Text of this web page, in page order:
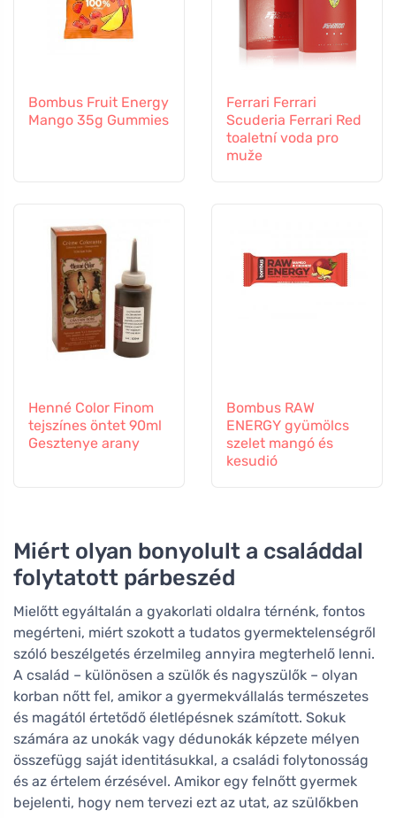
Bombus Fruit Energy
Mango 35g Gummies
Ferrari Ferrari
Scuderia Ferrari Red
toaletní voda pro
muže
Henné Color Finom
tejszínes öntet 90ml
Gesztenye arany
Bombus RAW
ENERGY gyümölcs
szelet mangó és
kesudió
Miért olyan bonyolult a családdal
folytatott párbeszéd
Mielőtt egyáltalán a gyakorlati oldalra térnénk, fontos
megérteni, miért szokott a tudatos gyermektelenségről
szóló beszélgetés érzelmileg annyira megterhelő lenni.
A család – különösen a szülők és nagyszülők – olyan
korban nőtt fel, amikor a gyermekvállalás természetes
és magától értetődő életlépésnek számított. Sokuk
számára az unokák vagy dédunokák képzete mélyen
összefügg saját identitásukkal, a családi folytonosság
és az értelem érzésével. Amikor egy felnőtt gyermek
bejelenti, hogy nem tervezi ezt az utat, az szülőkben